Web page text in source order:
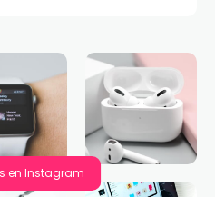
en Instagram